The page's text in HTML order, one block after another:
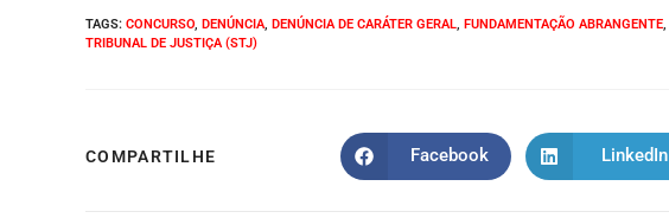
TAGS: CONCURSO, DENÚNCIA, DENÚNCIA DE CARÁTER GERAL, FUNDAMENTAÇÃO ABRANGENTE,
TRIBUNAL DE JUSTIÇA (STJ)
COMPARTILHE Facebook LinkedIn